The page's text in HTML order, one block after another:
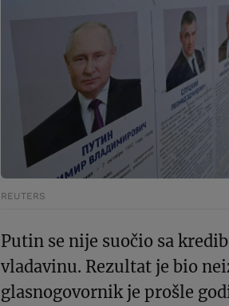
REUTERS
Putin se nije suočio sa
vladavinu. Rezultat je bio
glasnogovornik je prošle